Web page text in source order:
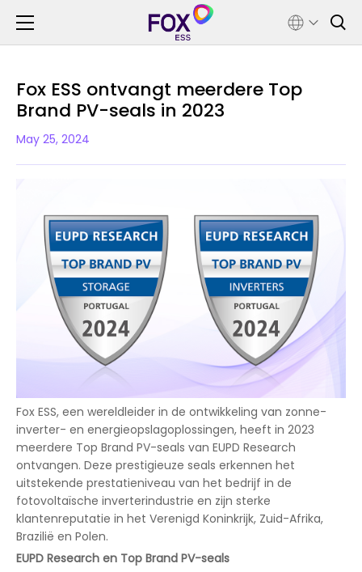
Fox ESS ontvangt meerdere Top
Brand PV-seals in 2023
May 25, 2024
Fox ESS, een wereldleider in de ontwikkeling van zonne-
inverter- en energieopslagoplossingen, heeft in 2023
meerdere Top Brand PV-seals van EUPD Research
ontvangen. Deze prestigieuze seals erkennen het
uitstekende prestatieniveau van het bedrijf in de
fotovoltaïsche inverterindustrie en zijn sterke
klantenreputatie in het Verenigd Koninkrijk, Zuid-Afrika,
Brazilië en Polen.
EUPD Research en Top Brand PV-seals